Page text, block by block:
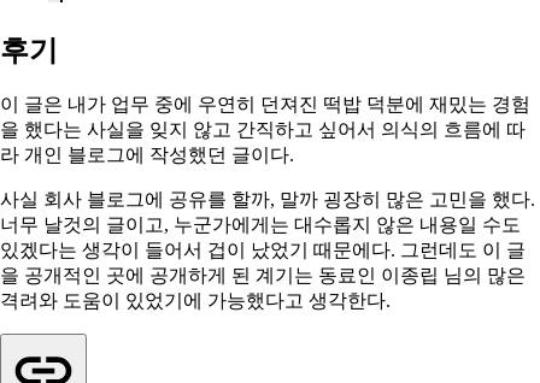
후기
이 글은 내가 업무 중에 우연히 던져진 떡밥 덕분에 재밌는 경험
을 했다는 사실을 잊지 않고 간직하고 싶어서 의식의 흐름에 따
라 개인 블로그에 작성했던 글이다.
사실 회사 블로그에 공유를 할까, 말까 굉장히 많은 고민을 했다.
너무 날것의 글이고, 누군가에게는 대수롭지 않은 내용일 수도
있겠다는 생각이 들어서 겁이 났었기 때문에다. 그런데도 이 글
을 공개적인 곳에 공개하게 된 계기는 동료인 이종립 님의 많은
격려와 도움이 있었기에 가능했다고 생각한다.